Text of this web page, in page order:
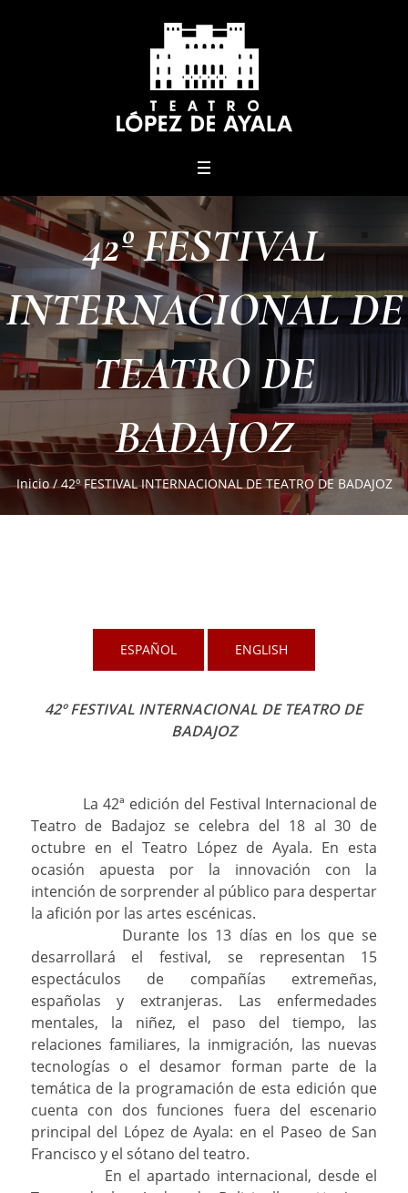
42º FESTIVAL
INTERNACIONAL DE
TEATRO DE
BADAJOZ
Inicio /42º FESTIVAL INTERNACIONAL DE TEATRO DE BADAJOZ
ESPAÑOL ENGLISH
42º FESTIVAL INTERNACIONAL DE TEATRO DE
BADAJOZ
La 42ª edición del Festival Internacional de
Teatro de Badajoz se celebra del 18 al 30 de
octubre en el Teatro López de Ayala. En esta
ocasión apuesta por la innovación con la
intención de sorprender al público para despertar
la afición por las artes escénicas.
Durante los 13 días en los que se
desarrollará el festival, se representan 15
espectáculos de compañías extremeñas,
españolas y extranjeras. Las enfermedades
mentales, la niñez, el paso del tiempo, las
relaciones familiares, la inmigración, las nuevas
tecnologías o el desamor forman parte de la
temática de la programación de esta edición que
cuenta con dos funciones fuera del escenario
principal del López de Ayala: en el Paseo de San
Francisco y el sótano del teatro.
En el apartado internacional, desde el